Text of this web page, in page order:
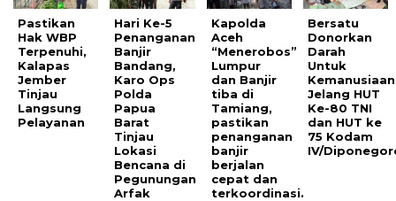
Pastikan
Hak WBP
Terpenuhi,
Kalapas
Jember
Tinjau
Langsung
Pelayanan
Hari Ke-5
Penanganan
Banjir
Bandang,
Karo Ops
Polda
Papua
Barat
Tinjau
Lokasi
Bencana di
Pegunungan
Arfak
Kapolda
Aceh
“Menerobos”
Lumpur
dan Banjir
tiba di
Tamiang,
pastikan
penanganan
banjir
berjalan
cepat dan
terkoordinasi.
Bersatu
Donorkan
Darah
Untuk
Kemanusiaan
Jelang HUT
Ke-80 TNI
dan HUT ke
75 Kodam
IV/